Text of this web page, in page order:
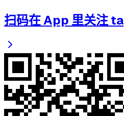
扫码在 App 里关注 ta